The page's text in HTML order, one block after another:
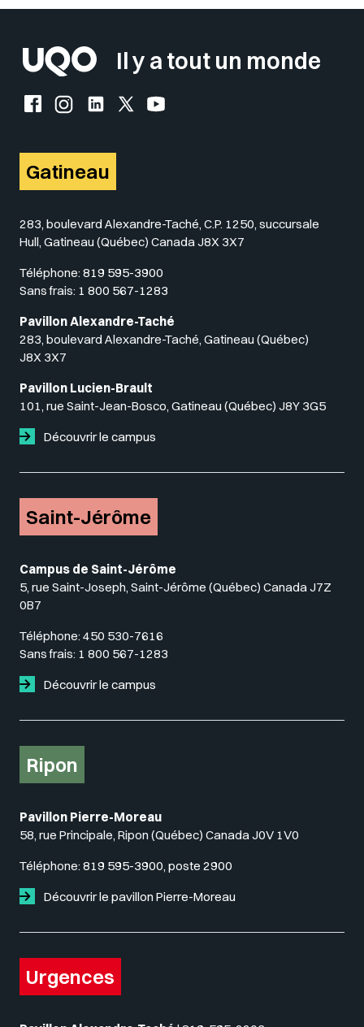
Il y a tout un monde
Facebook de l'UQO
Instagram de l'UQO
LinkedIn de l'UQO
X (Twitter) de l'UQO
YouTube de l'UQO
Gatineau
283, boulevard Alexandre-Taché, C.P. 1250, succursale
Hull, Gatineau (Québec) Canada J8X 3X7
Téléphone: 819 595-3900
Sans frais: 1 800 567-1283
Pavillon Alexandre-Taché
283, boulevard Alexandre-Taché, Gatineau (Québec)
J8X 3X7
Pavillon Lucien-Brault
101, rue Saint-Jean-Bosco, Gatineau (Québec) J8Y 3G5
Découvrir le campus
Saint-Jérôme
Campus de Saint-Jérôme
5, rue Saint-Joseph, Saint-Jérôme (Québec) Canada J7Z
0B7
Téléphone: 450 530-7616
Sans frais: 1 800 567-1283
Découvrir le campus
Ripon
Pavillon Pierre-Moreau
58, rue Principale, Ripon (Québec) Canada J0V 1V0
Téléphone: 819 595-3900, poste 2900
Découvrir le pavillon Pierre-Moreau
Urgences